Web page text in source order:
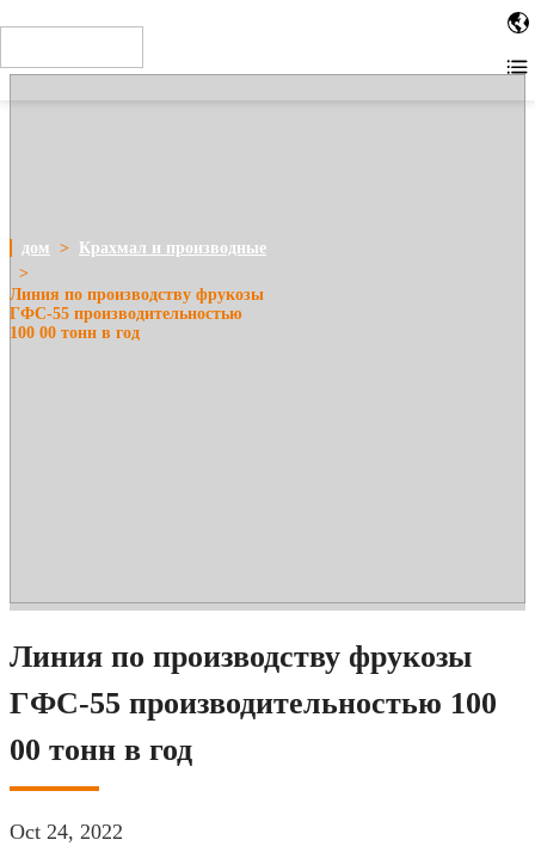
tags. Other installation methods
дом > Крахмал и производные
>
Линия по производству фрукозы
ГФС-55 производительностью
100 00 тонн в год
Линия по производству фрукозы
ГФС-55 производительностью 100
00 тонн в год
Oct 24, 2022